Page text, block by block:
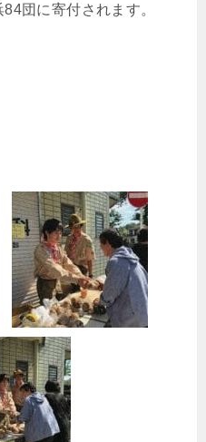
団に寄付されます。